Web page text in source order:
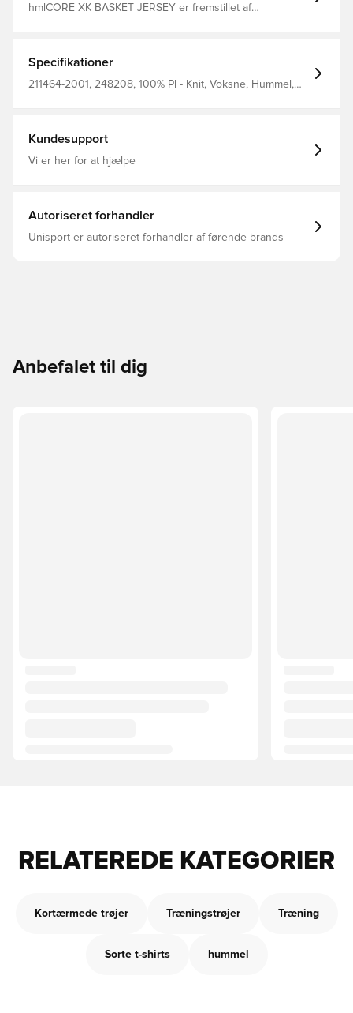
hmlCORE XK BASKET JERSEY er fremstillet af
spillet, mens smarte signaturvinkler og logo sørger for
stilen.
Specifikationer
211464-2001, 248208, 100% Pl - Knit, Voksne, Hummel,
Kundesupport
Vi er her for at hjælpe
Autoriseret forhandler
Unisport er autoriseret forhandler af førende brands
Anbefalet til dig
RELATEREDE KATEGORIER
Kortærmede trøjer Træningstrøjer Træning
Sorte t-shirts hummel